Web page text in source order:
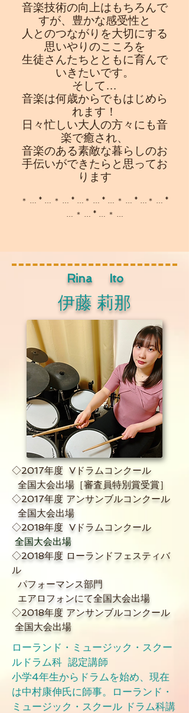
音楽技術の向上はもちろんで
すが、 豊かな感受性と
人とのつながりを大切にする
思いやりのこころを
生徒さんたちとともに育んで
いきたいです。
そして…
音楽は何歳からでもはじめら
れます！
日々忙しい大人の方々にも音
楽で癒され、
音楽のある素敵な暮らしのお
手伝いができたらと思ってお
ります
＊ … * … ＊ … * …＊ … * … ＊ … * …＊ … *
… ＊ … * … ＊ …
​Rina Ito
伊藤 莉那
​◇2017年度 Vドラムコンクール
全国大会出場［審査員特別賞受賞］
◇2017年度 アンサンブルコンクール
全国大会出場
◇2018年度 Vドラムコンクール
全国大会出場
◇2018年度 ローランドフェスティバ
ル
パフォーマンス部門
エアロフォンにて全国大会出場
◇2018年度 アンサンブルコンクール
全国大会出場
ローランド・ミュージック・スクー
ルドラム科 認定講師
​小学4年生からドラムを始め、現在
は中村康伸氏に師事。ローランド・
ミュージック・スクール ドラム科講